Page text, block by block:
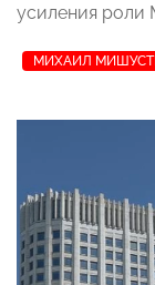
усиления роли
МИХАИЛ